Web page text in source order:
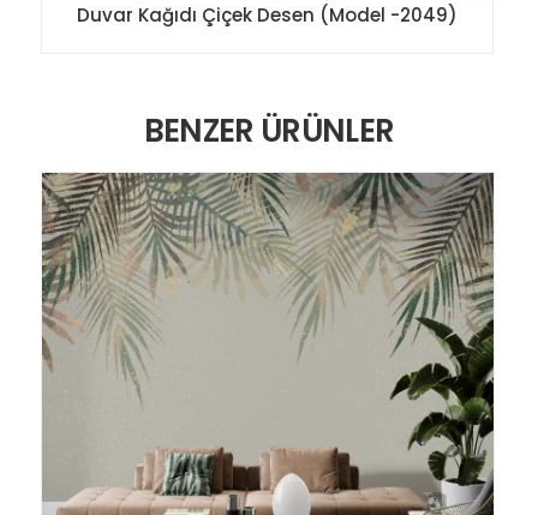
Duvar Kağıdı Çiçek Desen (Model -2049)
BENZER ÜRÜNLER